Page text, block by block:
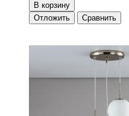
В корзину
Отложить
Сравнить